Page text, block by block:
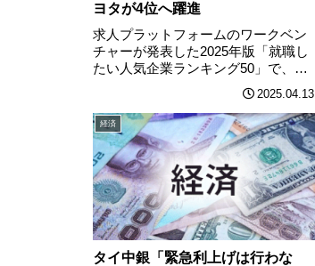
ヨタが4位へ躍進
求人プラットフォームのワークベン
チャーが発表した2025年版「就職し
たい人気企業ランキング50」で、米IT
大手グーグル（Google）が7年連続の
1位に輝いた。一方で、上位陣ではタ
イ地元大手の安定感と、日本企業の
ブランド力再評価が鮮明とな
っ………
2025.04.13
経済
タイ中銀「緊急利上げは行わな